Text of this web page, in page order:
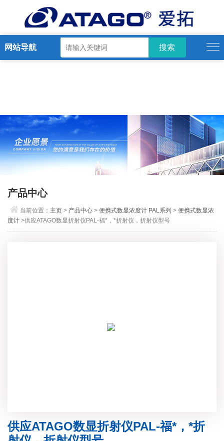
网站导航
产品中心
当前位置： 主页 > 产品中心 >便携式数显浓度计 PAL系列 >便携式数显浓
度计 >供应ATAGO数显折射仪PAL-福*，*折射仪，折射仪型号
供应ATAGO数显折射仪PAL-福*，*折